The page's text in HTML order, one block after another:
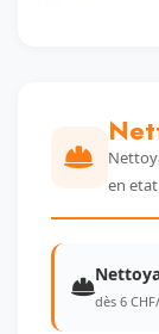
en etat
dès 6